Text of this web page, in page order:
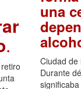
.
una
Ciudad de
Durante